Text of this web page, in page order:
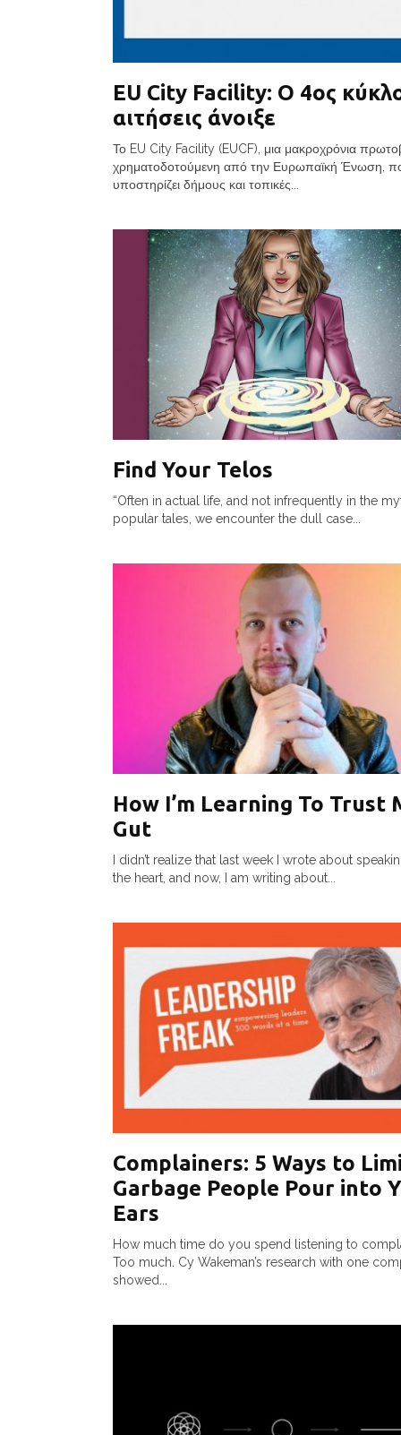
EU City Facility: Ο 4ος
αιτήσεις άνοιξε
Το EU City Facility (EUCF), μια μακροχρόνια
χρηματοδοτούμενη από την Ευρωπαϊκή Ένωση,
υποστηρίζει δήμους και τοπικές...
Find Your Telos
“Often in actual life, and not infrequently in the
popular tales, we encounter the dull case...
How I’m Learning To Trust
Gut
I didn’t realize that last week I wrote about
the heart, and now, I am writing about...
Complainers: 5 Ways to
Garbage People Pour into
Ears
How much time do you spend listening to
Too much. Cy Wakeman’s research with one
showed...